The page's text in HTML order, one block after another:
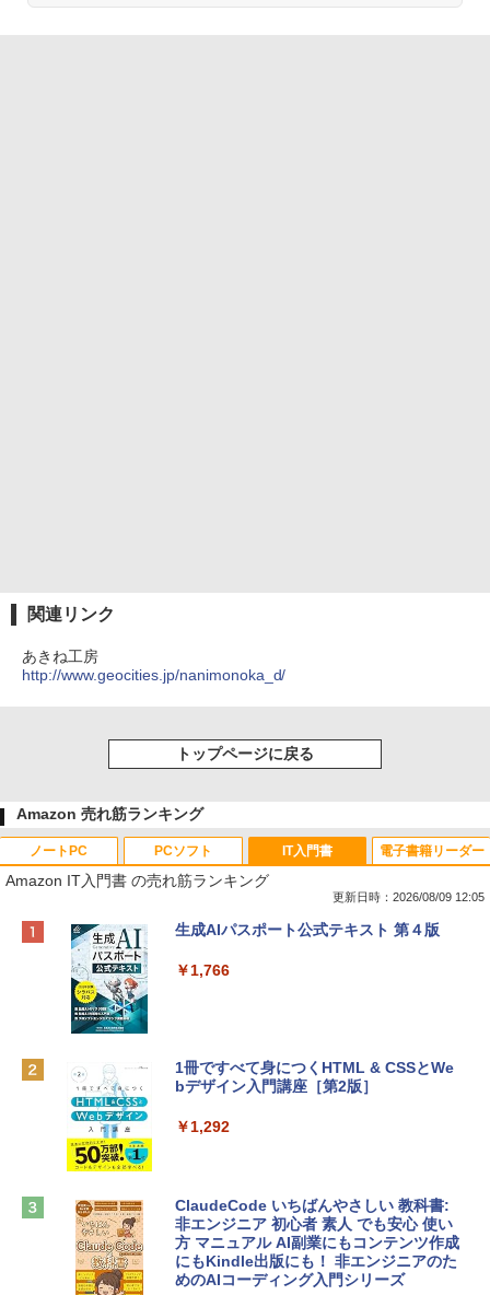
関連リンク
あきね工房
http://www.geocities.jp/nanimonoka_d/
トップページに戻る
Amazon 売れ筋ランキング
ノートPC
Apple 2026 MacBook Neo A18 Proチッ
e Intelligenceのために設計、Liquid Ret
￥119,800
tomtoc 360°保護 15.6 16インチ パソコ
￥2,952
Apple 2026 MacBook Air M5チップ搭載
13インチノートブック：AIとApple Intell
PCソフト
Robloxギフトカード - 800 Robux 【限
インゲームコード】 ロブロックス | オン
Robloxギフトカード - 1000 Robux 【限
インゲームコード】 ロブロックス |オン
Robloxギフトカード - 2,000 Robux 【限
定バーチャルアイテムを含む】 【オンラ
インゲームコード】 ロブロックス | オン
IT入門書
Amazon IT入門書 の売れ筋ランキング
更新日時：2026/08/09 12:05
生成AIパスポート公式テキスト 第４版
￥1,766
1冊ですべて身につくHTML & CSSとWe
bデザイン入門講座［第2版］
￥1,292
ClaudeCode いちばんやさしい 教科書:
非エンジニア 初心者 素人 でも安心 使い
方 マニュアル AI副業にもコンテンツ作成
にもKindle出版にも！ 非エンジニアのた
めのAIコーディング入門シリーズ
電子書籍リーダー